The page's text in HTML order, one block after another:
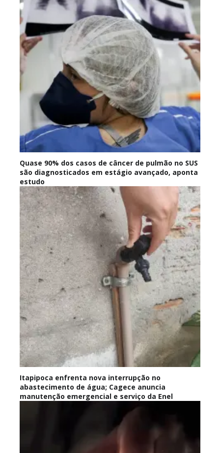
Quase 90% dos casos de câncer de pulmão no SUS
são diagnosticados em estágio avançado, aponta
estudo
Itapipoca enfrenta nova interrupção no
abastecimento de água; Cagece anuncia
manutenção emergencial e serviço da Enel